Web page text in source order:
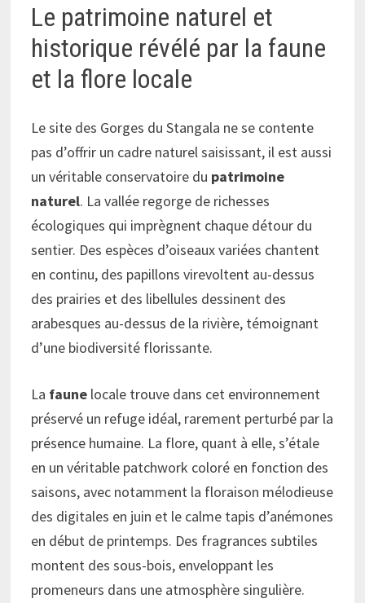
Le patrimoine naturel et
historique révélé par la faune
et la flore locale
Le site des Gorges du Stangala ne se contente
pas d’offrir un cadre naturel saisissant, il est aussi
un véritable conservatoire du patrimoine
naturel. La vallée regorge de richesses
écologiques qui imprègnent chaque détour du
sentier. Des espèces d’oiseaux variées chantent
en continu, des papillons virevoltent au-dessus
des prairies et des libellules dessinent des
arabesques au-dessus de la rivière, témoignant
d’une biodiversité florissante.
La faune locale trouve dans cet environnement
préservé un refuge idéal, rarement perturbé par la
présence humaine. La flore, quant à elle, s’étale
en un véritable patchwork coloré en fonction des
saisons, avec notamment la floraison mélodieuse
des digitales en juin et le calme tapis d’anémones
en début de printemps. Des fragrances subtiles
montent des sous-bois, enveloppant les
promeneurs dans une atmosphère singulière.